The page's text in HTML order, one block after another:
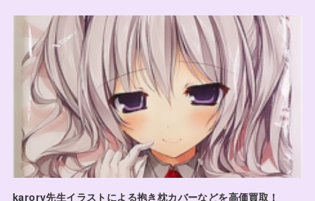
karory先生イラストによる抱き枕カバーなどを高価買取！